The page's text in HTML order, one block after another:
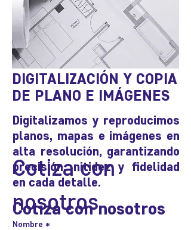
DIGITALIZACIÓN Y COPIA
DE PLANO E IMÁGENES
Cotiza con
nosotros
Nombre *
Digitalizamos y reproducimos
planos, mapas e imágenes en
alta resolución, garantizando
precisión, nitidez y fidelidad
en cada detalle.
Cotiza con nosotros